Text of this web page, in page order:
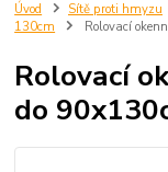
Úvod Sítě proti hmyzu
130cm
Rolovací
Rolovací
do